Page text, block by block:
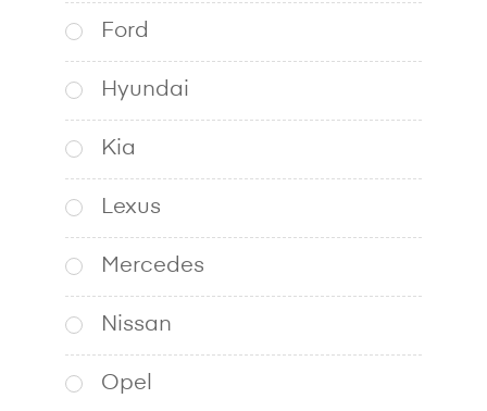
Ford
Hyundai
Kia
Lexus
Mercedes
Nissan
Opel